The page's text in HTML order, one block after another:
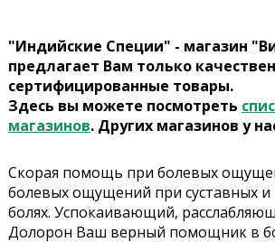
"Индийские Специи" - магазин
предлагает Вам только
сертифицированные товары.
Здесь вы можете посмотреть
магазинов. Других магазинов у
Скорая помощь при болевых
болевых ощущений при суставных
болях. Успокаивающий,
Долорон Ваш верный помощник в